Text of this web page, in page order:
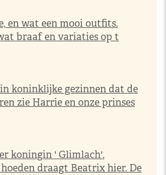
en wat een mooi outfits.
braaf en variaties op t
koninklijke gezinnen dat de
zie Harrie en onze prinses
koningin ' Glimlach'.
draagt Beatrix hier. De